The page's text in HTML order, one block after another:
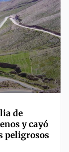
de
y cayó
peligrosos